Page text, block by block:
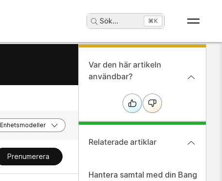
Sök... ⌘K
Enhetsmodeller
Prenumerera
Var den här artikeln
användbar?
Relaterade artiklar
Hantera samtal med din Bang